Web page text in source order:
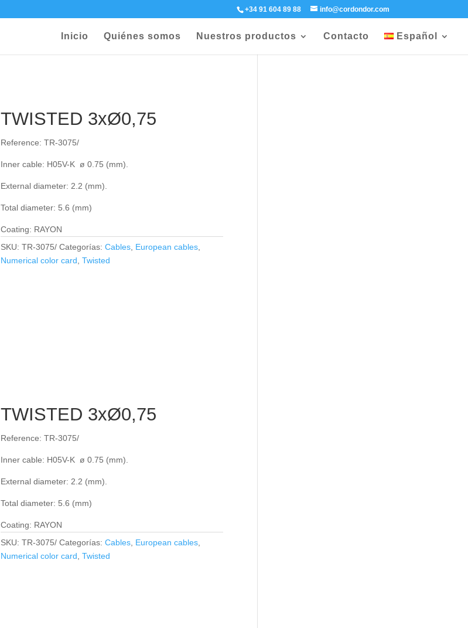
+34 91 604 89 88 info@cordondor.com
Inicio Quiénes somos Nuestros productos Contacto Español
TWISTED 3xØ0,75
Reference: TR-3075/
Inner cable: H05V-K ø 0.75 (mm).
External diameter: 2.2 (mm).
Total diameter: 5.6 (mm)
Coating: RAYON
SKU:TR-3075/ Categorías:Cables European cables
Numerical color card ,Twisted
TWISTED 3xØ0,75
Reference: TR-3075/
Inner cable: H05V-K ø 0.75 (mm).
External diameter: 2.2 (mm).
Total diameter: 5.6 (mm)
Coating: RAYON
SKU:TR-3075/ Categorías:Cables European cables
Numerical color card ,Twisted